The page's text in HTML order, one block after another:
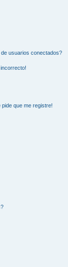
usuarios conectados?
que me registre!